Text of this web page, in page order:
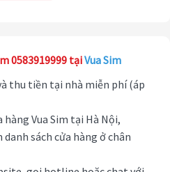
0583919999 tạiVua Sim
thu tiền tại nhà miễn phí (áp
hàng Vua Sim tại Hà Nội,
sách cửa hàng ở chân